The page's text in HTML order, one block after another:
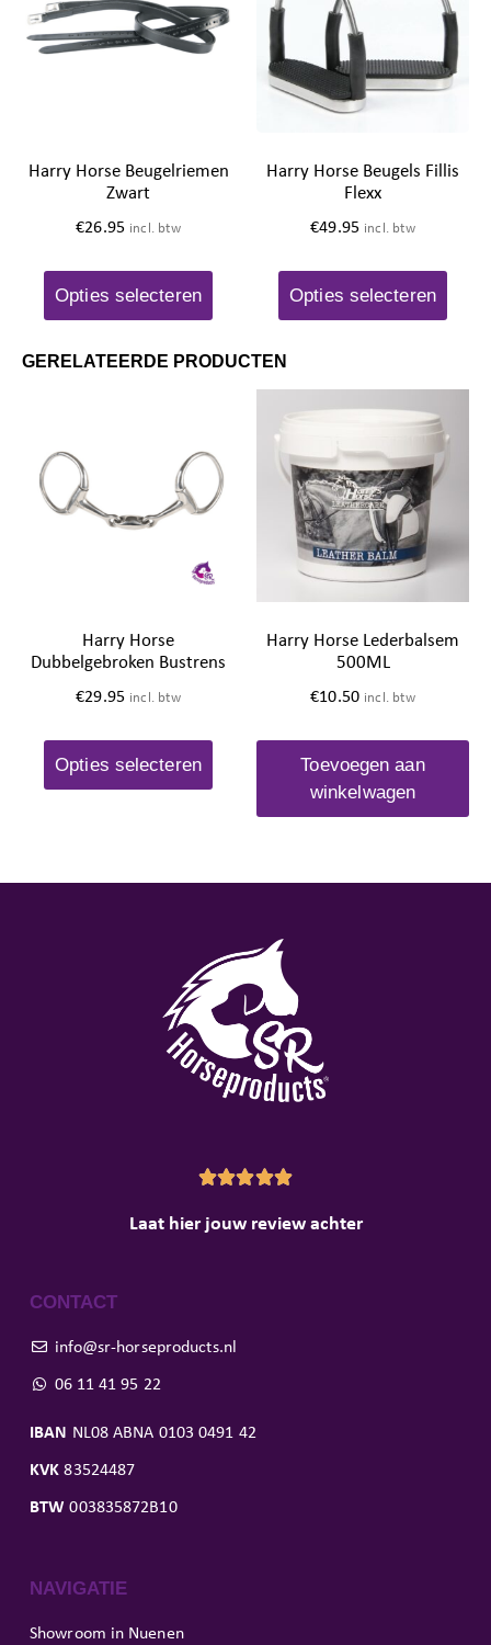
Harry Horse Beugelriemen
Zwart
€26.95 incl. btw
Opties selecteren
Harry Horse Beugels Fillis
Flexx
€49.95 incl. btw
Opties selecteren
GERELATEERDE PRODUCTEN
Harry Horse
Dubbelgebroken Bustrens
€29.95 incl. btw
Opties selecteren
Harry Horse Lederbalsem
500ML
€10.50 incl. btw
Toevoegen aan
winkelwagen

Laat hier jouw review achter
CONTACT
info@sr-horseproducts.nl
06 11 41 95 22
IBAN NL08 ABNA 0103 0491 42
KVK 83524487
BTW 003835872B10
NAVIGATIE
Showroom in Nuenen